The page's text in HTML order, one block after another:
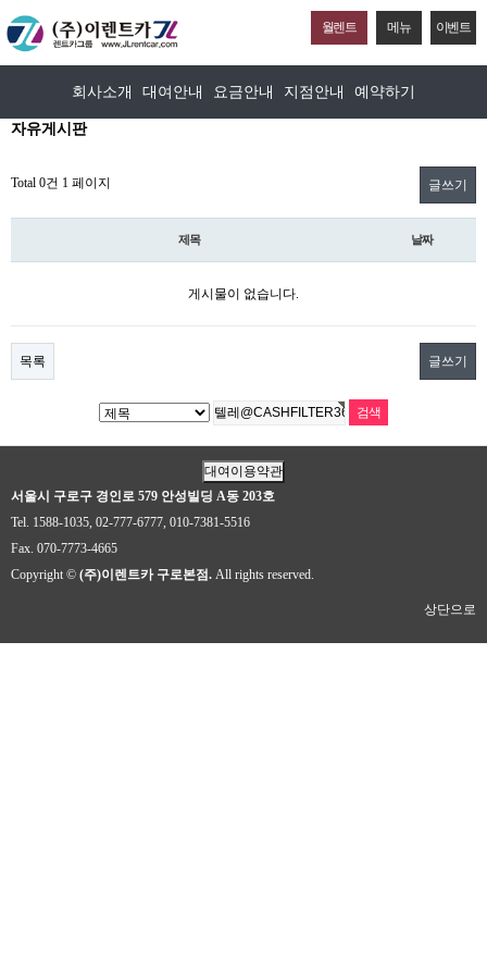
월렌트 메뉴 이벤트
회사소개 대여안내 요금안내 지점안내 예약하기
자유게시판
Total 0건 1 페이지 글쓰기
제목 날짜
게시물이 없습니다.
목록 글쓰기
대여이용약관
서울시 구로구 경인로 579 안성빌딩 A동 203호
Tel. 1588-1035, 02-777-6777, 010-7381-5516
Fax. 070-7773-4665
Copyright © (주)이렌트카 구로본점. All rights reserved.
상단으로